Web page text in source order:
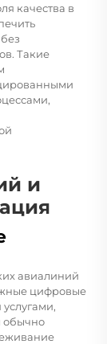
качества в
Такие
и
авиалиний
цифровые
обычно